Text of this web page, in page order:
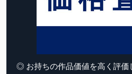
◎ お持ちの作品価値を高く評価